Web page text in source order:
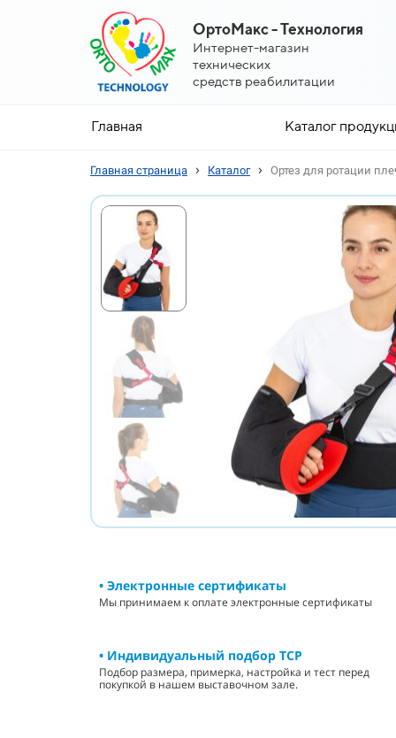
ОртоМакс - Технология
Интернет-магазин
технических
средств реабилитации
Главная Каталог
Главная страница › Каталог › Ортез для ротации
• Электронные сертификаты
Мы принимаем к оплате электронные сертификаты
• Индивидуальный подбор ТСР
Подбор размера, примерка, настройка и тест перед
покупкой в нашем выставочном зале.